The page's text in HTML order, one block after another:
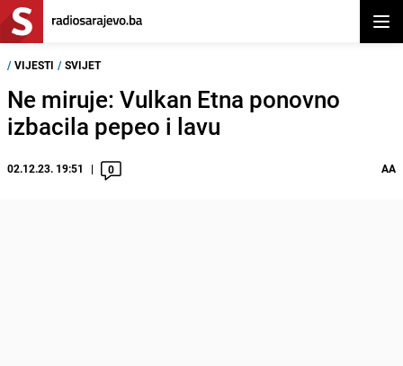
/ VIJESTI / SVIJET
Ne miruje: Vulkan Etna ponovno
izbacila pepeo i lavu
02.12.23. 19:51 0 AA